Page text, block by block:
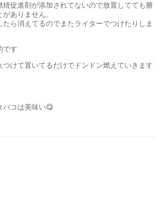
焼促進剤が添加されてないので放置してても勝
ありません。
ら消えてるのでまたライターでつけたりしま
です
つけて置いてるだけでドンドン燃えていきます
バコは美味い😋